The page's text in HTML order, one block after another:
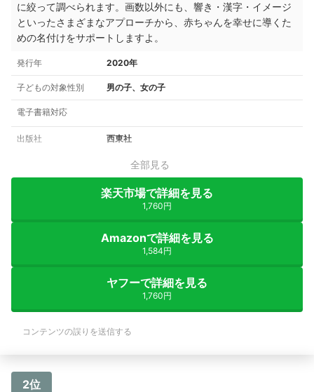
に絞って調べられます。画数以外にも、響き・漢字・イメージ
といったさまざまなアプローチから、赤ちゃんを幸せに導くた
めの名付けをサポートしますよ。
発行年 2020年
子どもの対象性別 男の子、女の子
電子書籍対応
出版社 西東社
全部見る
楽天市場で詳細を見る
1,760円
Amazonで詳細を見る
1,584円
ヤフーで詳細を見る
1,760円
コンテンツの誤りを送信する
2位